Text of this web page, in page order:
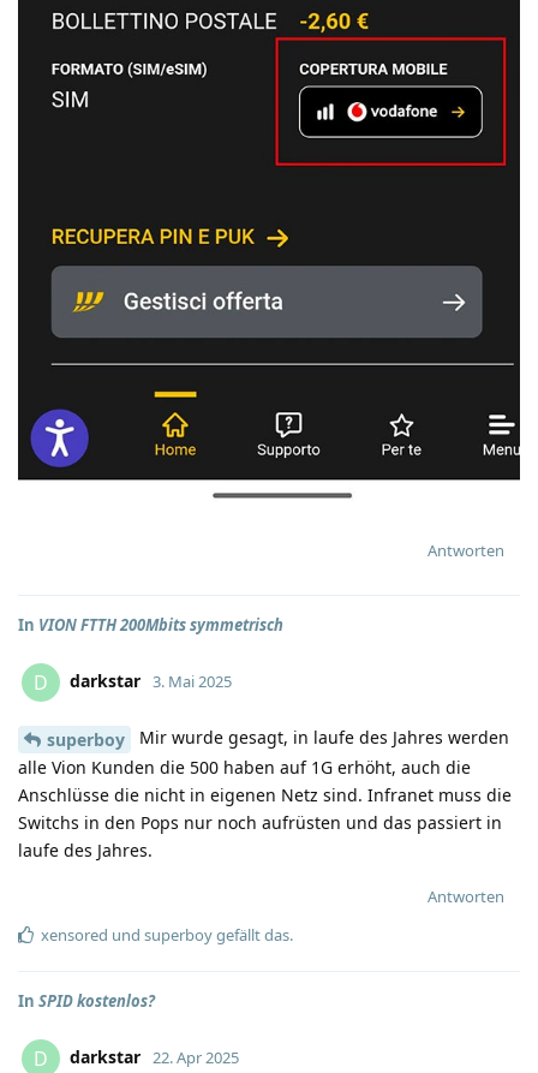
Antworten
In VION FTTH 200Mbits symmetrisch
D darkstar 3. Mai 2025
superboy
Mir wurde gesagt, in laufe des Jahres werden
alle Vion Kunden die 500 haben auf 1G erhöht, auch die
Anschlüsse die nicht in eigenen Netz sind. Infranet muss die
Switchs in den Pops nur noch aufrüsten und das passiert in
laufe des Jahres.
Antworten
xensored und superboygefällt das.
In SPID kostenlos?
D darkstar 22. Apr 2025